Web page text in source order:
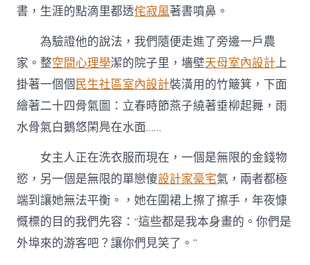
書，生涯的點滴里都透侘寂風著書噴鼻。
為驗證他的說法，我們隨便走進了旁邊一戶農
家。整空間心理學潔的院子里，墻壁天母室內設計上
掛著一個個民生社區室內設計裝潢用的竹簸箕，下面
繪著二十四骨氣圖：立春時節燕子繞著垂柳起舞，雨
水骨氣白鵝悠閑鳧在水面……
女主人正在洗衣服而現在，一個是無限的金錢物
慾，另一個是無限的單戀傻設計家豪宅氣，兩者都極
端到讓她無法平衡。，她在圍裙上擦了擦手，年夜慷
慨標的目的我們先容：“這些都是我本身畫的。你們是
外埠來的游客吧？讓你們見笑了。”